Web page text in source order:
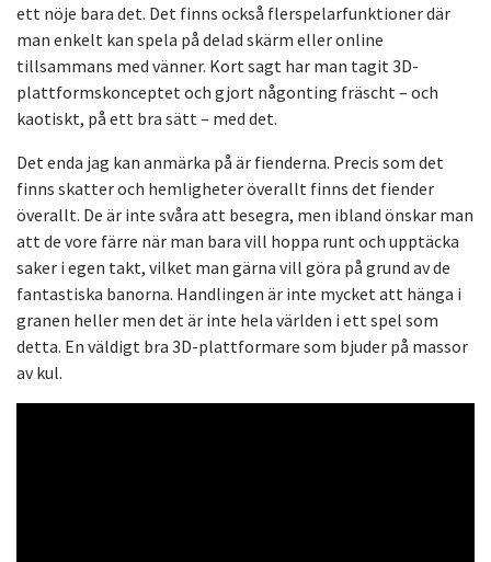
ett nöje bara det. Det finns också flerspelarfunktioner där
man enkelt kan spela på delad skärm eller online
tillsammans med vänner. Kort sagt har man tagit 3D-
plattformskonceptet och gjort någonting fräscht – och
kaotiskt, på ett bra sätt – med det.
Det enda jag kan anmärka på är fienderna. Precis som det
finns skatter och hemligheter överallt finns det fiender
överallt. De är inte svåra att besegra, men ibland önskar man
att de vore färre när man bara vill hoppa runt och upptäcka
saker i egen takt, vilket man gärna vill göra på grund av de
fantastiska banorna. Handlingen är inte mycket att hänga i
granen heller men det är inte hela världen i ett spel som
detta. En väldigt bra 3D-plattformare som bjuder på massor
av kul.